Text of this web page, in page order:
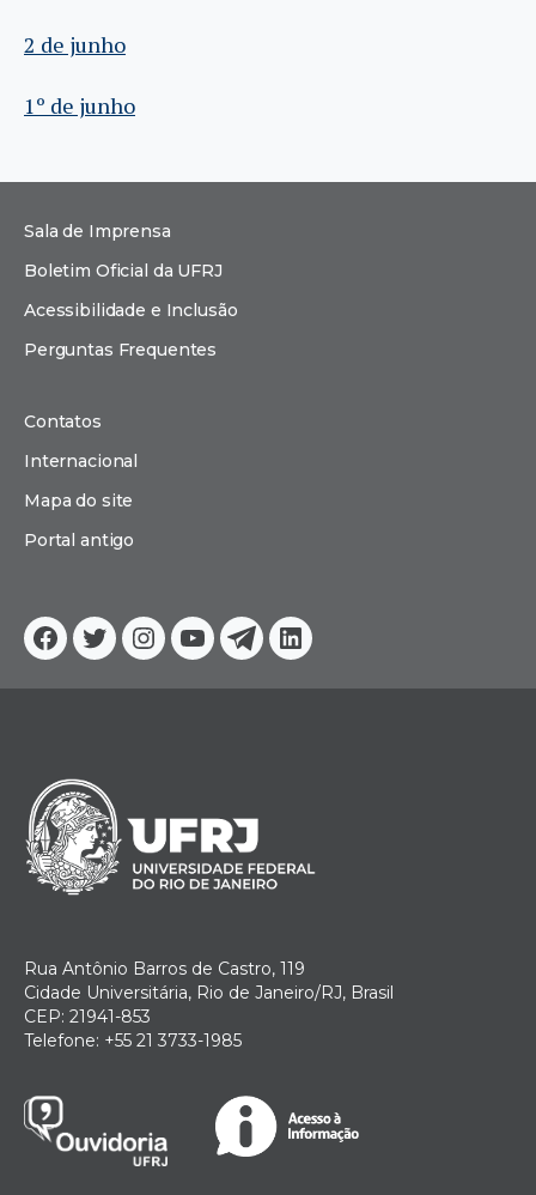
2 de junho
1º de junho
Facebook
TwitterInstagram
YouTube
TelegramLinkedin
Sala de Imprensa
Boletim Oficial da UFRJ
Acessibilidade e Inclusão
Perguntas Frequentes
Contatos
Internacional
Mapa do site
Portal antigo
Rua Antônio Barros de Castro, 119
Cidade Universitária, Rio de Janeiro/RJ, Brasil
CEP: 21941-853
Telefone: +55 21 3733-1985